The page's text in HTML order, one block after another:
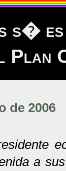
s�
Plan
de 2006
a